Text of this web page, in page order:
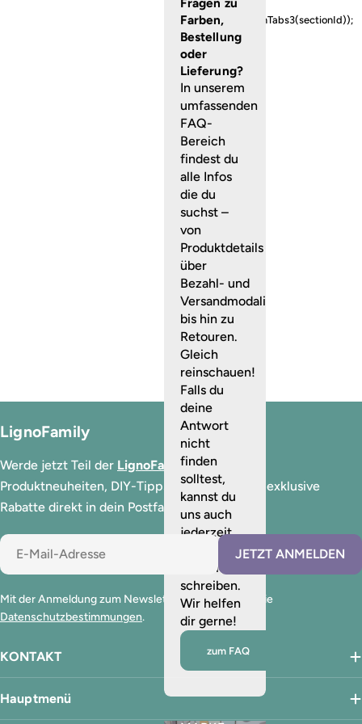
{ loadSwiper(() =>
initFeaturedCollectionTabs3(sectionId));
} }); }
Fragen zu
Farben,
Bestellung
oder
Lieferung?
In unserem
umfassenden
FAQ-
Bereich
findest du
alle Infos
die du
suchst –
von
Produktdetails
über
Bezahl- und
Versandmodalitäten
bis hin zu
Retouren.
Gleich
reinschauen!
Falls du
deine
Antwort
nicht
finden
solltest,
kannst du
uns auch
jederzeit
Nachricht
schreiben.
Wir helfen
dir gerne!
zum FAQ
KONTAKT
Hauptmenü
LignoFamily
Werde jetzt Teil der LignoFamilyund erhalte
Produktneuheiten, DIY-Tipps, Farbtrends und exklusive
Rabatte direkt in dein Postfach.
E-
Mail
JETZT ANMELDEN
Mit der Anmeldung zum Newsletter akzeptierst du die
Datenschutzbestimmungen.